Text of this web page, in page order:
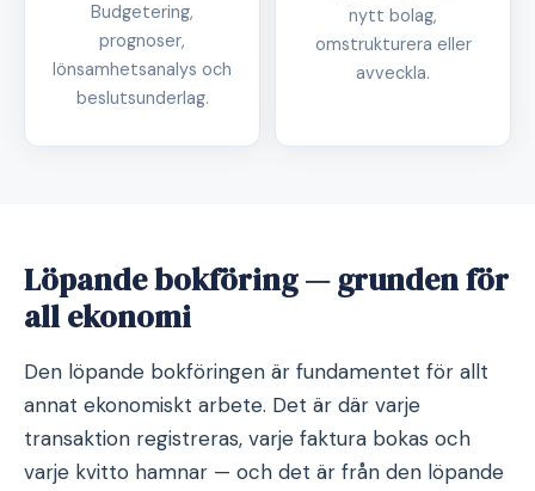
Budgetering,
prognoser,
lönsamhetsanalys och
beslutsunderlag.
nytt bolag,
omstrukturera eller
avveckla.
Löpande bokföring — grunden för
all ekonomi
Den löpande bokföringen är fundamentet för allt
annat ekonomiskt arbete. Det är där varje
transaktion registreras, varje faktura bokas och
varje kvitto hamnar — och det är från den löpande